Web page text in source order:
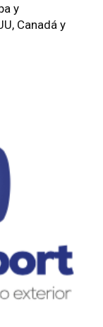
y
Canadá y